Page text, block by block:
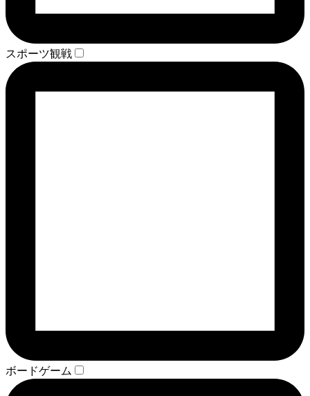
スポーツ観戦
ボードゲーム